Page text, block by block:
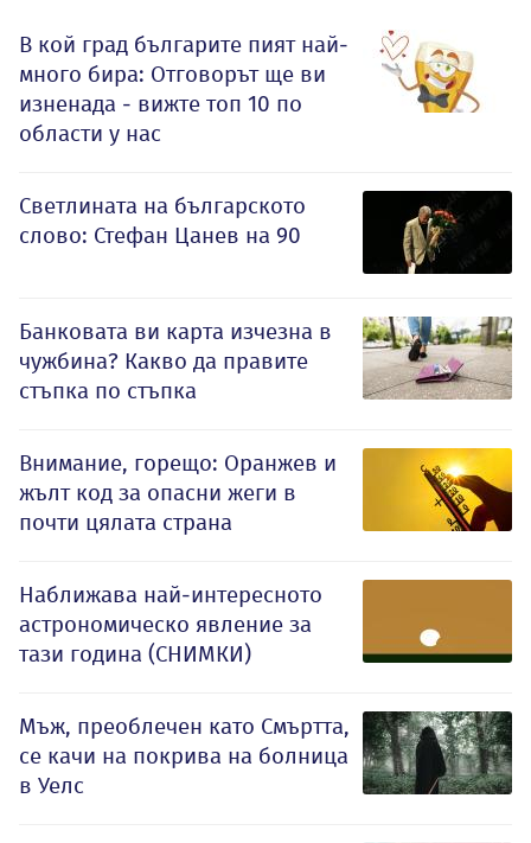
В кой град българите пият най-
много бира: Отговорът ще ви
изненада - вижте топ 10 по
области у нас
Светлината на българското
слово: Стефан Цанев на 90
Банковата ви карта изчезна в
чужбина? Какво да правите
стъпка по стъпка
Внимание, горещо: Оранжев и
жълт код за опасни жеги в
почти цялата страна
Наближава най-интересното
астрономическо явление за
тази година (СНИМКИ)
Мъж, преоблечен като Смъртта,
се качи на покрива на болница
в Уелс